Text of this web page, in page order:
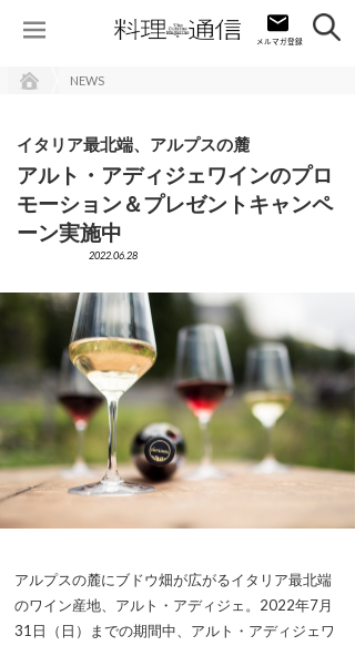
NEWS
イタリア最北端、アルプスの麓
アルト・アディジェワインのプロ
モーション＆プレゼントキャンペ
ーン実施中
2022.06.28
アルプスの麓にブドウ畑が広がるイタリア最北端
のワイン産地、アルト・アディジェ。2022年7月
31日（日）までの期間中、アルト・アディジェワ